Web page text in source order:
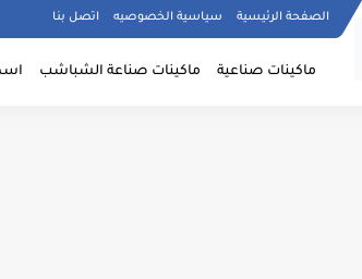
الصفحة الرئيسية سياسية الخصوصيه اتصل بنا
ماكينات صناعية ماكينات صناعة الشباشب